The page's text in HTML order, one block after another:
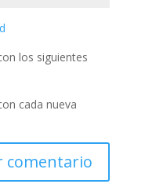
los siguientes
cada nueva